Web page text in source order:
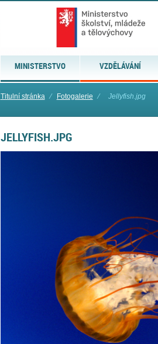
MINISTERSTVO VZDĚLÁVÁNÍ
Titulní stránka ⁄ Fotogalerie ⁄ Jellyfish.jpg
JELLYFISH.JPG